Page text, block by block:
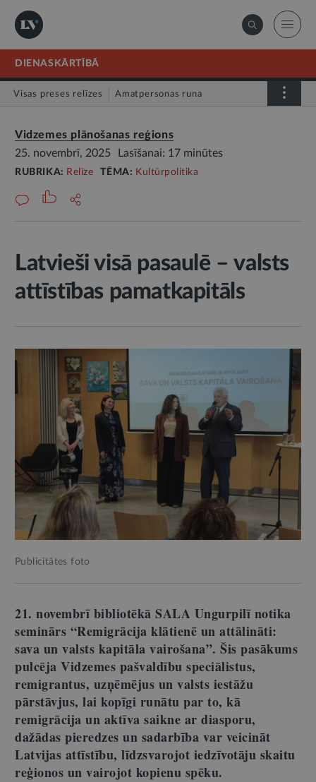
DIENASKĀRTĪBĀ
Visas preses relīzes Amatpersonas runa
Vidzemes plānošanas reģions
25. novembrī, 2025
Lasīšanai: 17 minūtes
RUBRIKA: Relīze TĒMA: Kultūrpolitika
Latvieši visā pasaulē – valsts
attīstības pamatkapitāls
Publicitātes foto
21. novembrī bibliotēkā SALA Ungurpilī notika
seminārs “Remigrācija klātienē un attālināti:
sava un valsts kapitāla vairošana”. Šis pasākums
pulcēja Vidzemes pašvaldību speciālistus,
remigrantus, uzņēmējus un valsts iestāžu
pārstāvjus, lai kopīgi runātu par to, kā
remigrācija un aktīva saikne ar diasporu,
dažādas pieredzes un sadarbība var veicināt
Latvijas attīstību, līdzsvarojot iedzīvotāju skaitu
reģionos un vairojot kopienu spēku.